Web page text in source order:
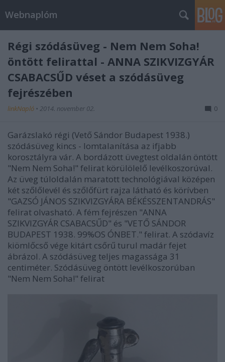
Webnaplóm
Régi szódásüveg - Nem Nem Soha!
öntött felirattal - ANNA SZIKVIZGYÁR
CSABACSŰD véset a szódásüveg
fejrészében
linkNapló • 2014. november 02. 0
Garázslakó régi (Vető Sándor Budapest 1938.)
szódásüveg kincs - lomtalanítása az ifjabb
korosztályra vár. A bordázott üvegtest oldalán öntött
"Nem Nem Soha!" felirat körülölelő levélkoszorúval.
Az üveg túloldalán maratott technológiával középen
két szőlőlevél és szőlőfürt rajza látható és körívben
"GAZSÓ JÁNOS SZIKVIZGYÁRA BÉKÉSSZENTANDRÁS"
felirat olvasható. A fém fejrészen "ANNA
SZIKVIZGYÁR CSABACSŰD" és "VETŐ SÁNDOR
BUDAPEST 1938. 99%OS ÓNBET." felirat. A szódavíz
kiömlőcső vége kitárt csőrű turul madár fejet
ábrázol. A szódásüveg teljes magassága 31
centiméter. Szódásüveg öntött levélkoszorúban
"Nem Nem Soha!" felirat